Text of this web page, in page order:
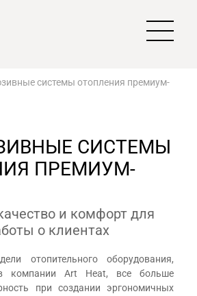
системы отопления премиум-
СИСТЕМЫ
ПРЕМИУМ-
и комфорт для
о клиентах
отопительного оборудования,
в компании Art Heat, все больше
при создании эргономичных